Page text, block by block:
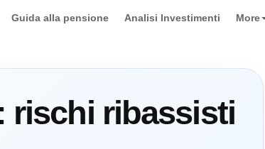
Guida alla pensione Analisi Investimenti More
rischi ribassisti